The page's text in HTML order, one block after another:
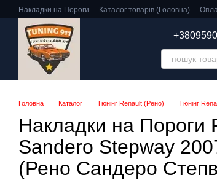
Перейти до основного контенту
Накладки на Пороги Каталог товарів (Головна)
Головна Каталог Тюнінг Renault (Рено) Тюнінг
Накладки на Пороги
Sandero Stepway
(Рено Сандеро